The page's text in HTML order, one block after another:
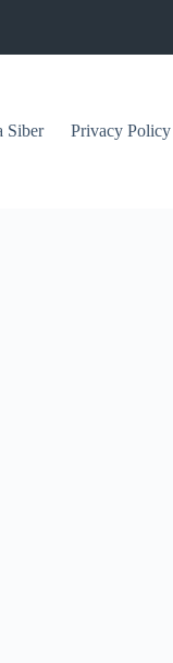
Siber Privacy Policy